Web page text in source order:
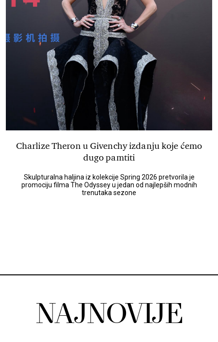
Charlize Theron u Givenchy izdanju koje ćemo
dugo pamtiti
Skulpturalna haljina iz kolekcije Spring 2026 pretvorila je
promociju filma The Odyssey u jedan od najlepših modnih
trenutaka sezone
NAJNOVIJE